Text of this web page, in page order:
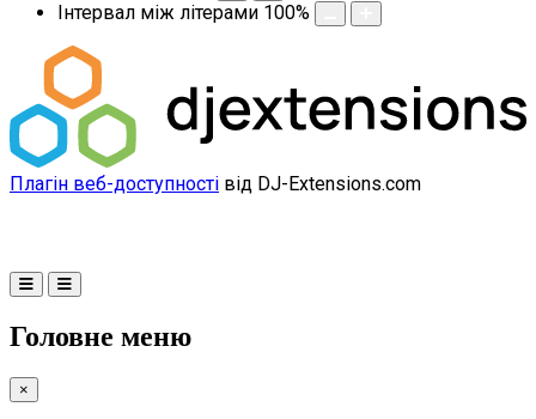
Інтервал між літерами 100%
Плагін веб-доступності від DJ-Extensions.com
Головне меню
×